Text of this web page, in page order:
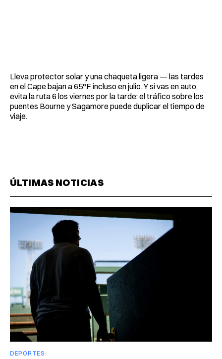
Lleva protector solar y una chaqueta ligera — las tardes
en el Cape bajan a 65°F incluso en julio. Y si vas en auto,
evita la ruta 6 los viernes por la tarde: el tráfico sobre los
puentes Bourne y Sagamore puede duplicar el tiempo de
viaje.
ÚLTIMAS NOTICIAS
DEPORTES